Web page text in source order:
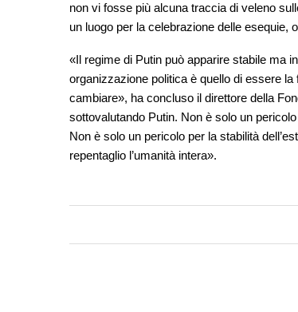
non vi fosse più alcuna traccia di veleno
un luogo per la celebrazione delle esequie,
«Il regime di Putin può apparire stabile ma
organizzazione politica è quello di essere
cambiare», ha concluso il direttore della
sottovalutando Putin. Non è solo un
Non è solo un pericolo per la stabilità
repentaglio l’umanità intera».